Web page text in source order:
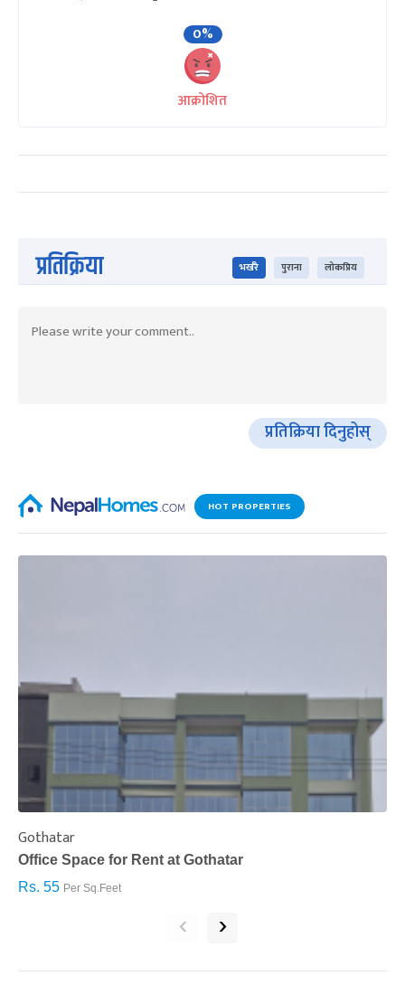
0%
आक्रोशित
प्रतिक्रिया भर्खरै पुराना लोकप्रिय
प्रतिक्रिया दिनुहोस्
HOT PROPERTIES
Gothatar
Office Space for Rent at Gothatar
Rs. 55 Per Sq.Feet
‹ ›